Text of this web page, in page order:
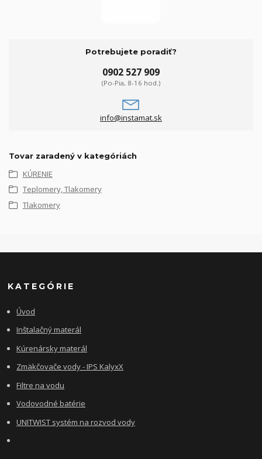
Potrebujete poradiť?
0902 527 909
(Po-Pia, 8-16 hod.)
info@instamat.sk
Tovar zaradený v kategóriách
KÚRENIE
Teplomery, Tlakomery
Tlakomery
KATEGÓRIE
Úvod
Inštalačný materál
Kúrenársky materál
Zmäkčovače vody - IPS KalyxX
Filtre na vodu
Vodovodné batérie
UNITWIST systém na rozvod vody